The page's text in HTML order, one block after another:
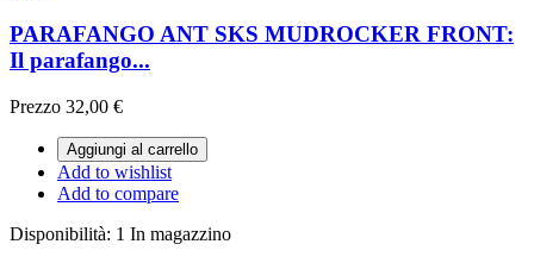
PARAFANGO ANT SKS MUDROCKER FRONT:
Il parafango...
Prezzo 32,00 €
Aggiungi al carrello
Add to wishlist
Add to compare
Disponibilità: 1 In magazzino